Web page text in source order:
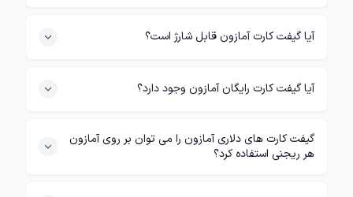
آیا گیفت کارت آمازون قابل شارژ است؟
آیا گیفت کارت رایگان آمازون وجود دارد؟
گیفت کارت های دلاری آمازون را می توان بر روی آمازون
هر ریجنی استفاده کرد؟